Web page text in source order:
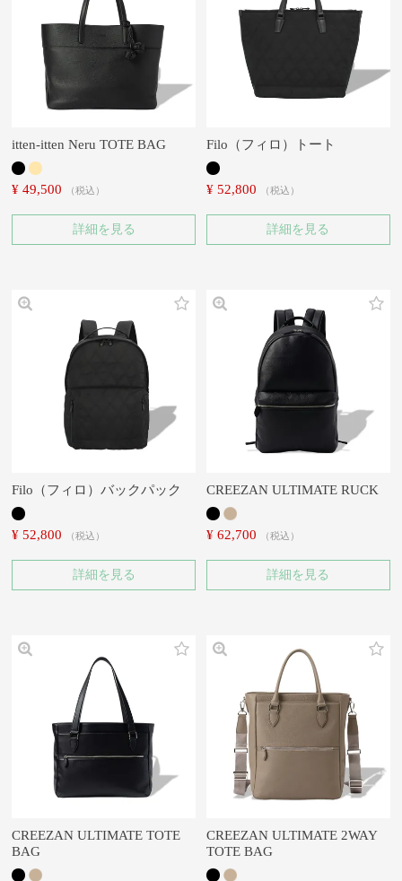
itten-itten Neru TOTE BAG
¥ 49,500 税込
詳細を見る
Filo（フィロ）トート
¥ 52,800 税込
詳細を見る
Filo（フィロ）バックパック
¥ 52,800 税込
詳細を見る
CREEZAN ULTIMATE RUCK
¥ 62,700 税込
詳細を見る
CREEZAN ULTIMATE TOTE
BAG
CREEZAN ULTIMATE 2WAY
TOTE BAG